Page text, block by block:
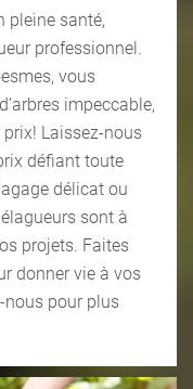
pleine santé,
professionnel.
vous
impeccable,
Laissez-nous
défiant toute
délicat ou
sont à
projets. Faites
donner vie à vos
nous pour plus